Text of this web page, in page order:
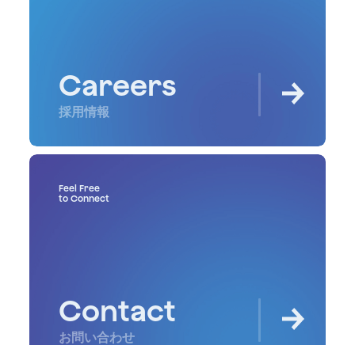
Careers
採用情報
Feel Free
to Connect
Contact
お問い合わせ